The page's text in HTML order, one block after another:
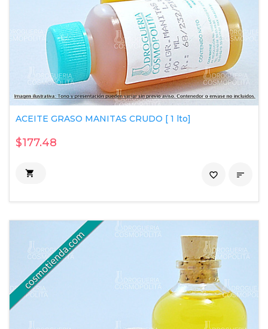
ACEITE GRASO MANITAS CRUDO [ 1 lto]
$177.48
 
favorite_border